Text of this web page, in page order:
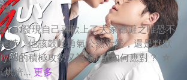
Pat發現自己喜歡上了大家都避之唯恐不
時，他該鼓起勇氣公然示愛，還是默默
的積極攻勢又該讓Pat如何應對？ ☆
烘焙... 更多